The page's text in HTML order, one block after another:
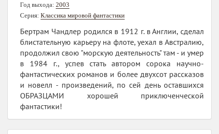
Год выхода: 2003
Серия: Классика мировой фантастики
Бертрам Чандлер родился в 1912 г. в Англии, сделал
блистательную карьеру на флоте, уехал в Австралию,
продолжил свою "морскую деятельность" там - и умер
в 1984 г., успев стать автором сорока научно-
фантастических романов и более двухсот рассказов
и новелл - произведений, по сей день оставшихся
ОБРАЗЦАМИ хорошей приключенческой
фантастики!